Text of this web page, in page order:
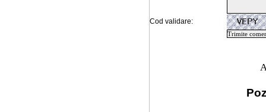
Cod validare: